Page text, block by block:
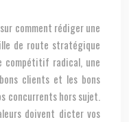
comment rédiger une
de route stratégique
compétitif radical, une
clients et les bons
concurrents hors sujet.
doivent dicter vos